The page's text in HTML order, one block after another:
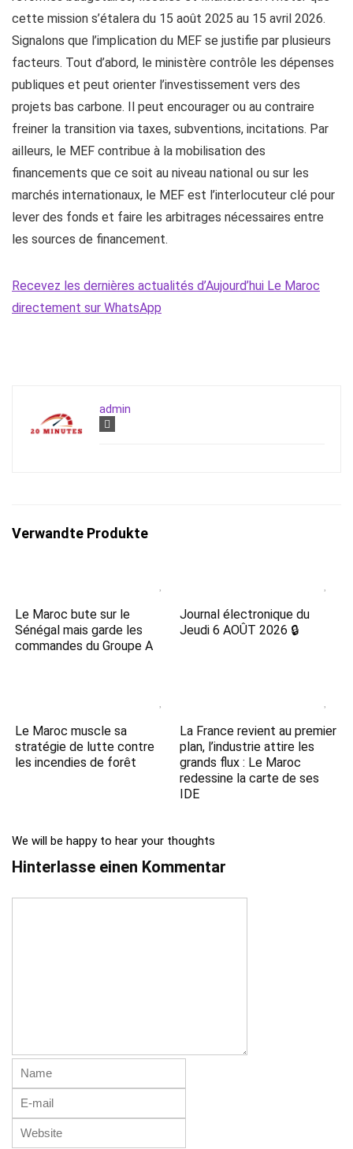
cette mission s’étalera du 15 août 2025 au 15 avril 2026.
Signalons que l’implication du MEF se justifie par plusieurs
facteurs. Tout d’abord, le ministère contrôle les dépenses
publiques et peut orienter l’investissement vers des
projets bas carbone. Il peut encourager ou au contraire
freiner la transition via taxes, subventions, incitations. Par
ailleurs, le MEF contribue à la mobilisation des
financements que ce soit au niveau national ou sur les
marchés internationaux, le MEF est l’interlocuteur clé pour
lever des fonds et faire les arbitrages nécessaires entre
les sources de financement.
Recevez les dernières actualités d’Aujourd’hui Le Maroc
directement sur WhatsApp
admin
Verwandte Produkte
Le Maroc bute sur le
Sénégal mais garde les
commandes du Groupe A
Journal électronique du
Jeudi 6 AOÛT 2026 🔒
Le Maroc muscle sa
stratégie de lutte contre
les incendies de forêt
La France revient au premier
plan, l’industrie attire les
grands flux : Le Maroc
redessine la carte de ses
IDE
We will be happy to hear your thoughts
Hinterlasse einen Kommentar